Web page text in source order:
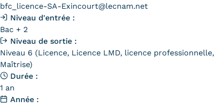
Mobilité internationale et
Règlement intérieur
Infos élèves
bfc_licence-SA-Exincourt@lecnam.net
Niveau d'entrée :
Bac + 2
Niveau de sortie :
Niveau 6 (Licence, Licence LMD, licence professionnelle,
Maîtrise)
Durée :
1 an
Année :